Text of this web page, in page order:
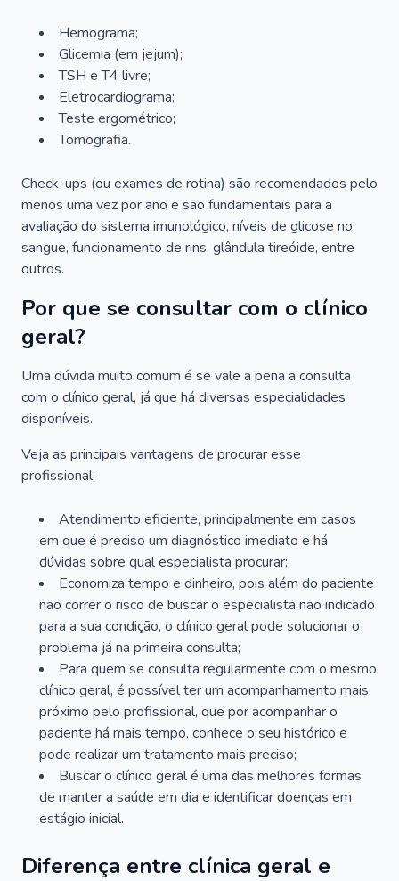
Hemograma;
Glicemia (em jejum);
TSH e T4 livre;
Eletrocardiograma;
Teste ergométrico;
Tomografia.
Check-ups (ou exames de rotina) são recomendados pelo
menos uma vez por ano e são fundamentais para a
avaliação do sistema imunológico, níveis de glicose no
sangue, funcionamento de rins, glândula tireóide, entre
outros.
Por que se consultar com o clínico
geral?
Uma dúvida muito comum é se vale a pena a consulta
com o clínico geral, já que há diversas especialidades
disponíveis.
Veja as principais vantagens de procurar esse
profissional:
Atendimento eficiente, principalmente em casos
em que é preciso um diagnóstico imediato e há
dúvidas sobre qual especialista procurar;
Economiza tempo e dinheiro, pois além do paciente
não correr o risco de buscar o especialista não indicado
para a sua condição, o clínico geral pode solucionar o
problema já na primeira consulta;
Para quem se consulta regularmente com o mesmo
clínico geral, é possível ter um acompanhamento mais
próximo pelo profissional, que por acompanhar o
paciente há mais tempo, conhece o seu histórico e
pode realizar um tratamento mais preciso;
Buscar o clínico geral é uma das melhores formas
de manter a saúde em dia e identificar doenças em
estágio inicial.
Diferença entre clínica geral e